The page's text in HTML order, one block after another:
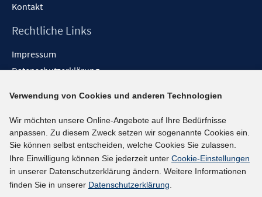
Kontakt
Rechtliche Links
Impressum
Datenschutzerklärung
Barrieren melden
Social-Media-Kanäle
BlueSky
YouTube
LinkedIn
Verwendung von Cookies und anderen Technologien
Wir möchten unsere Online-Angebote auf Ihre Bedürfnisse
anpassen. Zu diesem Zweck setzen wir sogenannte Cookies ein.
Sie können selbst entscheiden, welche Cookies Sie zulassen.
Ihre Einwilligung können Sie jederzeit unter Cookie-Einstellungen
in unserer Datenschutzerklärung ändern. Weitere Informationen
finden Sie in unserer Datenschutzerklärung.